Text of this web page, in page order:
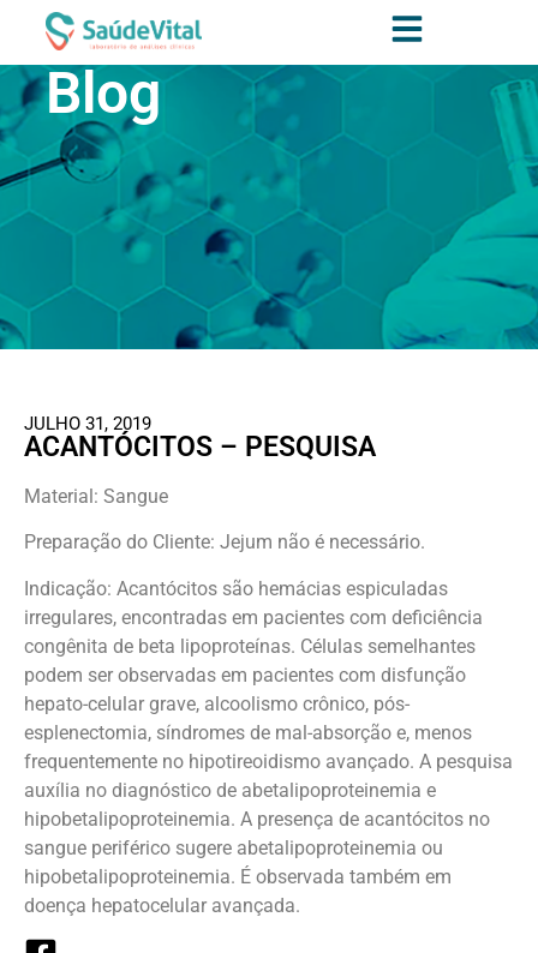
Blog
JULHO 31, 2019
ACANTÓCITOS – PESQUISA
Material: Sangue
Preparação do Cliente: Jejum não é necessário.
Indicação: Acantócitos são hemácias espiculadas
irregulares, encontradas em pacientes com deficiência
congênita de beta lipoproteínas. Células semelhantes
podem ser observadas em pacientes com disfunção
hepato-celular grave, alcoolismo crônico, pós-
esplenectomia, síndromes de mal-absorção e, menos
frequentemente no hipotireoidismo avançado. A pesquisa
auxília no diagnóstico de abetalipoproteinemia e
hipobetalipoproteinemia. A presença de acantócitos no
sangue periférico sugere abetalipoproteinemia ou
hipobetalipoproteinemia. É observada também em
doença hepatocelular avançada.